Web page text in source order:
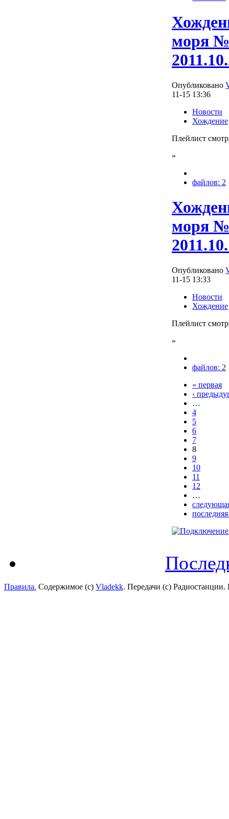
моря
Опубликовано
11-15 13:36
Новости
Хождение
Плейлист
»
файлов: 2
моря
Опубликовано
11-15 13:33
Новости
Хождение
Плейлист
»
файлов: 2
« первая
‹
…
4
5
6
7
8
9
10
11
12
…
Правила. Содержимое (с) Vladekk. Передачи (с)